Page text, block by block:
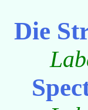
Die